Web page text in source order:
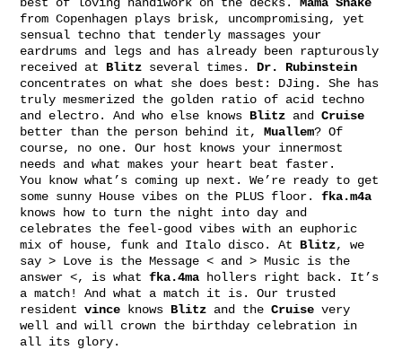
from Copenhagen plays brisk, uncompromising, yet
sensual techno that tenderly massages your
eardrums and legs and has already been rapturously
received at Blitz several times. Dr. Rubinstein
concentrates on what she does best: DJing. She has
truly mesmerized the golden ratio of acid techno
and electro. And who else knows Blitz and Cruise
better than the person behind it, Muallem? Of
course, no one. Our host knows your innermost
needs and what makes your heart beat faster.
You know what’s coming up next. We’re ready to get
some sunny House vibes on the PLUS floor. fka.m4a
knows how to turn the night into day and
celebrates the feel-good vibes with an euphoric
mix of house, funk and Italo disco. At Blitz, we
say > Love is the Message < and > Music is the
answer <, is what fka.4ma hollers right back. It’s
a match! And what a match it is. Our trusted
resident vince knows Blitz and the Cruise very
well and will crown the birthday celebration in
all its glory.